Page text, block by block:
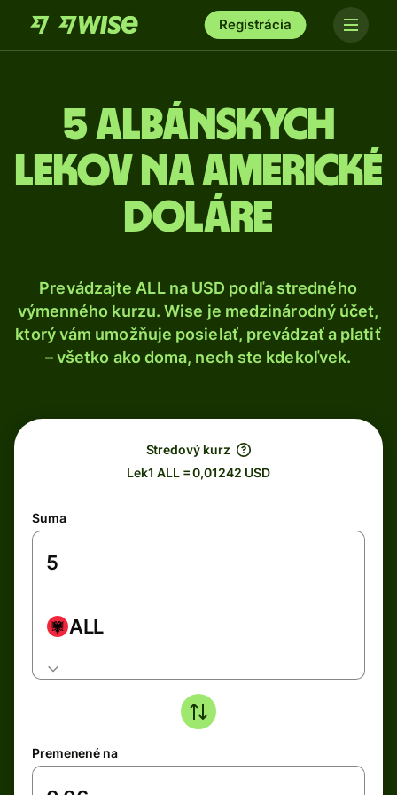
Registrácia
5 Albánskych
lekov na americké
doláre
Prevádzajte ALL na USD podľa stredného
výmenného kurzu. Wise je medzinárodný účet,
ktorý vám umožňuje posielať, prevádzať a platiť
– všetko ako doma, nech ste kdekoľvek.
Stredový kurz
Lek1 ALL = 0,01242 USD
Suma
ALL
Premenené na